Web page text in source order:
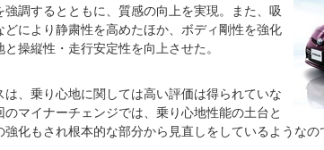
強調するとともに、質感の向上を実現。また、吸
どにより静粛性を高めたほか、ボディ剛性を強化
と操縦性・走行安定性を向上させた。
は、乗り心地に関しては高い評価は得られていな
のマイナーチェンジでは、乗り心地性能の土台と
強化もされ根本的な部分から見直しをしているようなの